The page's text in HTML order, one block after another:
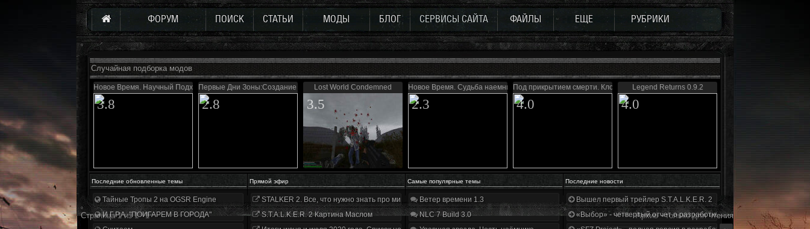
ФОРУМ ПОИСК СТАТЬИ МОДЫ БЛОГ СЕРВИСЫ САЙТА ФАЙЛЫ ЕЩЕ РУБРИКИ
Случайная подборка модов
Новое Время. Научный Подход
3.8
Первые Дни Зоны:Создание в тумане
2.8
Lost World Condemned
3.5
Новое Время. Судьба наемника
2.3
Под прикрытием смерти. Клондайк 2.0
4.0
Legend Returns 0.9.2
4.0
Последние обновленные темы Прямой эфир Самые популярные темы Последние новости
Тайные Тропы 2 на OGSR Engine
И.Г.Р.А. "ПОИГАРЕМ В ГОРОДА"
STALKER 2. Все, что нужно знать про мир, геймплей и сюжет | Разбор трейлера
S.T.A.L.K.E.R. 2 Картина Маслом
Ветер времени 1.3
NLC 7 Build 3.0
Вышел первый трейлер S.T.A.L.K.E.R. 2
«Выбор» - четвертый отчет о разработке!
Страница1из1 1
Архив - только для чтения